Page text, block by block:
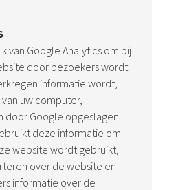
van Google Analytics om bij
door bezoekers wordt
informatie wordt,
van uw computer,
door Google opgeslagen
deze informatie om
website wordt gebruikt,
over de website en
informatie over de